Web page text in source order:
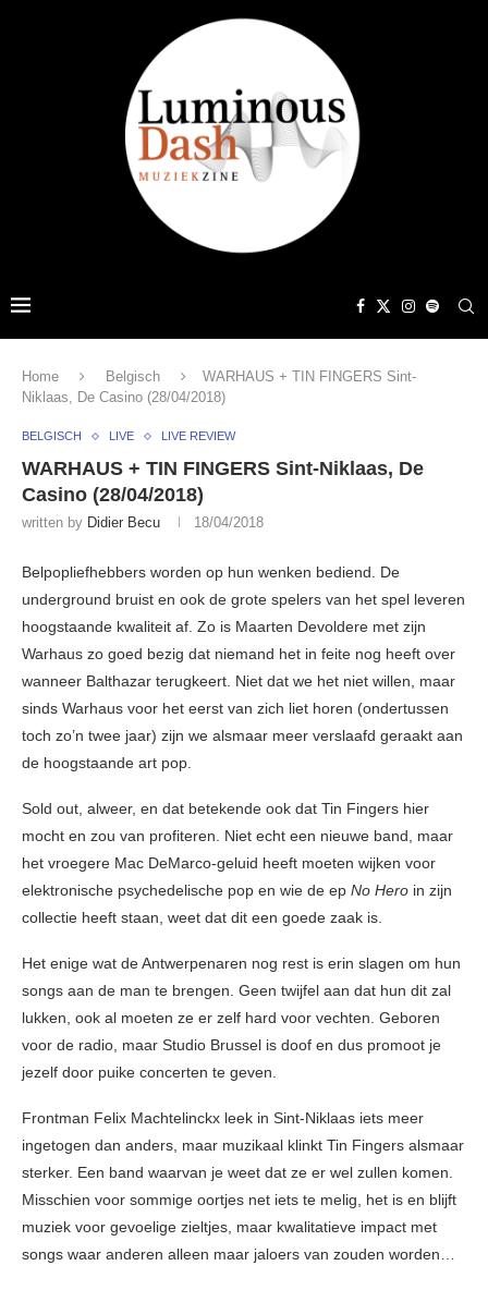
Home Belgisch
WARHAUS + TIN FINGERS Sint-
Niklaas, De Casino (28/04/2018)
BELGISCH LIVE LIVE REVIEW
WARHAUS + TIN FINGERS Sint-Niklaas, De
Casino (28/04/2018)
written by Didier Becu 18/04/2018
Belpopliefhebbers worden op hun wenken bediend. De
underground bruist en ook de grote spelers van het spel leveren
hoogstaande kwaliteit af. Zo is Maarten Devoldere met zijn
Warhaus zo goed bezig dat niemand het in feite nog heeft over
wanneer Balthazar terugkeert. Niet dat we het niet willen, maar
sinds Warhaus voor het eerst van zich liet horen (ondertussen
toch zo’n twee jaar) zijn we alsmaar meer verslaafd geraakt aan
de hoogstaande art pop.
Sold out, alweer, en dat betekende ook dat Tin Fingers hier
mocht en zou van profiteren. Niet echt een nieuwe band, maar
het vroegere Mac DeMarco-geluid heeft moeten wijken voor
elektronische psychedelische pop en wie de ep No Hero in zijn
collectie heeft staan, weet dat dit een goede zaak is.
Het enige wat de Antwerpenaren nog rest is erin slagen om hun
songs aan de man te brengen. Geen twijfel aan dat hun dit zal
lukken, ook al moeten ze er zelf hard voor vechten. Geboren
voor de radio, maar Studio Brussel is doof en dus promoot je
jezelf door puike concerten te geven.
Frontman Felix Machtelinckx leek in Sint-Niklaas iets meer
ingetogen dan anders, maar muzikaal klinkt Tin Fingers alsmaar
sterker. Een band waarvan je weet dat ze er wel zullen komen.
Misschien voor sommige oortjes net iets te melig, het is en blijft
muziek voor gevoelige zieltjes, maar kwalitatieve impact met
songs waar anderen alleen maar jaloers van zouden worden…